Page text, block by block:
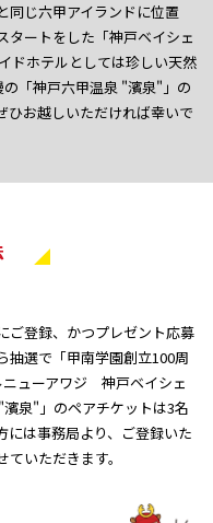
同じ六甲アイランドに位置
タートをした「神戸ベイシェ
ドホテルとしては珍しい天然
「神戸六甲温泉 "濱泉"」の
ひお越しいただければ幸いで
ご登録、かつプレゼント応募
抽選で「甲南学園創立100周
ニューアワジ 神戸ベイシェ
泉"」のペアチケットは3名
には事務局より、ご登録いた
いただきます。